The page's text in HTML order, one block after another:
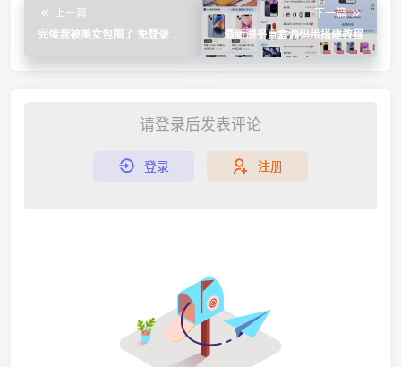
上一篇
完蛋我被美女包围了 免登录
下一篇
最新潮乎盲盒源码带搭建教程
请登录后发表评论
登录 注册